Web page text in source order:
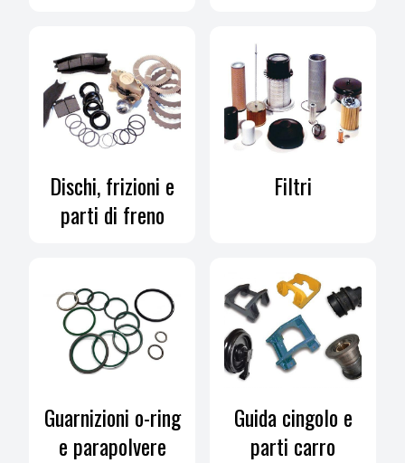
Dischi, frizioni e
parti di freno
Filtri
Guarnizioni o-ring
e parapolvere
Guida cingolo e
parti carro